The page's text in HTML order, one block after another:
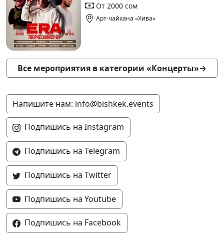
От 2000 сом
Арт-чайхана «Хива»
Все мероприятия в категории «Концерты»→
Напишите нам: info@bishkek.events
Подпишись на Instagram
Подпишись на Telegram
Подпишись на Twitter
Подпишись на Youtube
Подпишись на Facebook